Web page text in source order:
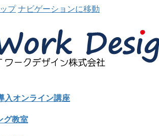
プ ナビゲーションに移動
入オンライン講座
グ教室